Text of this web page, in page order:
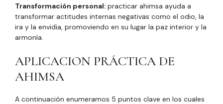
Transformación personal: practicar ahimsa ayuda a
transformar actitudes internas negativas como el odio, la
ira y la envidia, promoviendo en su lugar la paz interior y la
armonía.
APLICACION PRÁCTICA DE
AHIMSA
A continuación enumeramos 5 puntos clave en los cuales